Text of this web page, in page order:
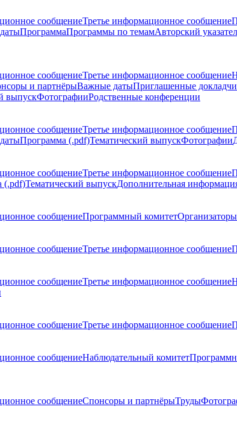
сообщениеТретье информационное сообщение
ПрограммаПрограммы по темамАвторский
сообщениеТретье информационное сообщение
и партнёрыВажные датыПриглашенные
выпускФотографииРодственные конференции
сообщениеТретье информационное сообщение
Программа (.pdf)Тематический выпускФотографии
сообщениеТретье информационное сообщение
(.pdf)Тематический выпускДополнительная
сообщениеПрограммный комитетОрганизаторы
сообщениеТретье информационное сообщение
сообщениеТретье информационное сообщение
сообщениеТретье информационное сообщение
сообщениеНаблюдательный комитет
сообщениеСпонсоры и партнёрыТруды